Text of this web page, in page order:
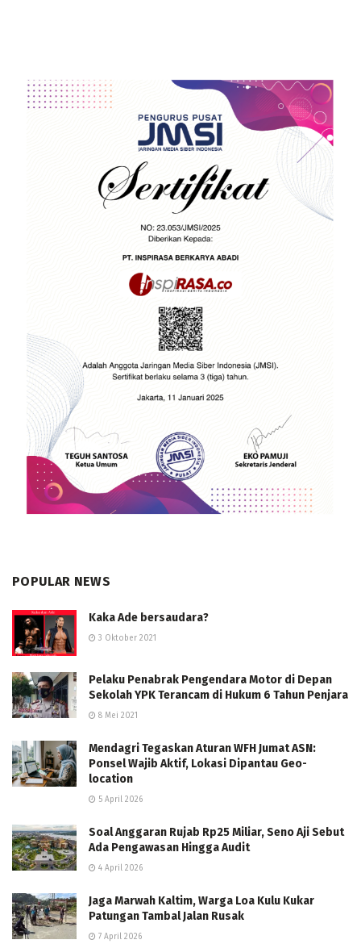
POPULAR NEWS
Kaka Ade bersaudara?
3 Oktober 2021
Pelaku Penabrak Pengendara Motor di Depan
Sekolah YPK Terancam di Hukum 6 Tahun Penjara
8 Mei 2021
Mendagri Tegaskan Aturan WFH Jumat ASN:
Ponsel Wajib Aktif, Lokasi Dipantau Geo-
location
5 April 2026
Soal Anggaran Rujab Rp25 Miliar, Seno Aji Sebut
Ada Pengawasan Hingga Audit
4 April 2026
Jaga Marwah Kaltim, Warga Loa Kulu Kukar
Patungan Tambal Jalan Rusak
7 April 2026